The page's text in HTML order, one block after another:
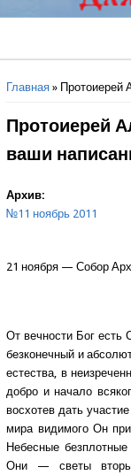
Вы здесь
Главная » Протоиерей
Протоиерей
ваши
Архив:
№11 ноябрь 2011
21 ноября — Собор
От вечности Бог есть
безконечный и
естества, в
добро и начало
восхотев дать
мира видимого Он
Небесные
Они — светы